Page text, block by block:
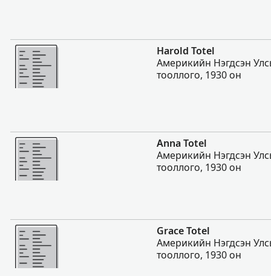
Нэмэх
Harold Totel
Америкийн Нэгдсэн
тооллого, 1930 он
Нэмэх
Anna Totel
Америкийн Нэгдсэн
тооллого, 1930 он
Нэмэх
Grace Totel
Америкийн Нэгдсэн
тооллого, 1930 он